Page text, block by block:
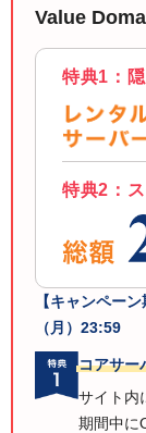
Value
特典1：
特典2：
【キャンペーン
（月）23:59
コアサー
サイト内
期間中に